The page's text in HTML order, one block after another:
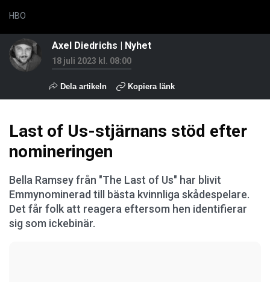
HBO
Axel Diedrichs | Nyhet
18 juli 2023 kl. 08:00
Dela artikeln Kopiera länk
Last of Us-stjärnans stöd efter
nomineringen
Bella Ramsey från "The Last of Us" har blivit
Emmynominerad till bästa kvinnliga skådespelare.
Det får folk att reagera eftersom hen identifierar
sig som ickebinär.